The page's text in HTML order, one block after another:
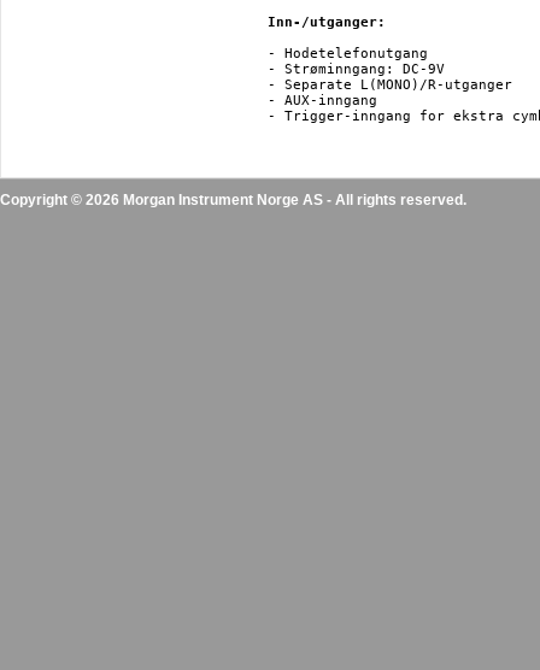
Inn-/utganger:
- Hodetelefonutgang
- Strøminngang: DC-9V
- Separate L(MONO)/R-utganger
- AUX-inngang
Copyright © 2026 Morgan Instrument Norge AS - All rights reserved.